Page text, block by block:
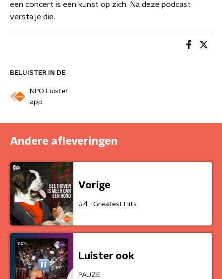
BELUISTER IN DE
NPO Luister
app
een concert is een kunst op zich. Na deze podcast
versta je die.
Andere afleveringen
Vorige
#4 - Greatest Hits
Luister ook
PAUZE